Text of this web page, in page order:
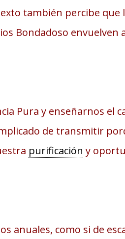
también percibe
Bondadoso
Pura y enseñarnos el
de transmitir
purificación y
anuales, como si de